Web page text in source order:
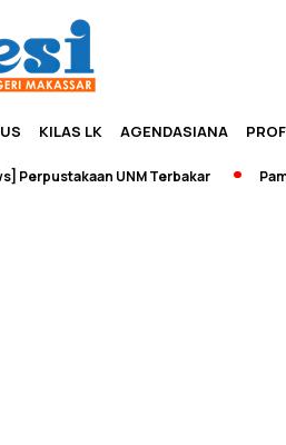
KILAS LK AGENDASIANA
UNM Terbakar